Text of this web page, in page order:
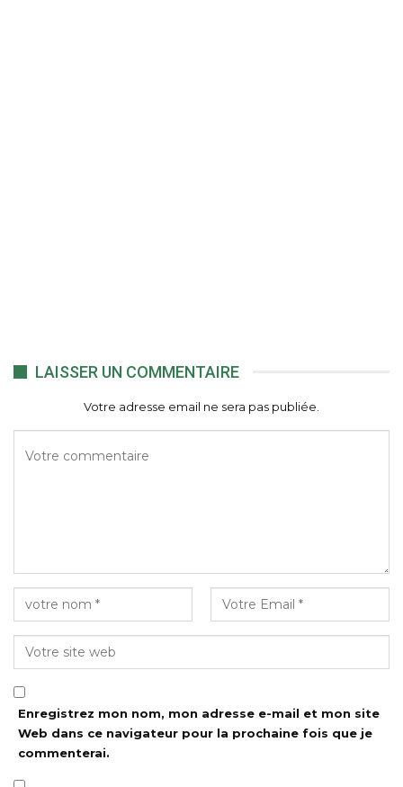
LAISSER UN COMMENTAIRE
Votre adresse email ne sera pas publiée.
Enregistrez mon nom, mon adresse e-mail et mon site
Web dans ce navigateur pour la prochaine fois que je
commenterai.